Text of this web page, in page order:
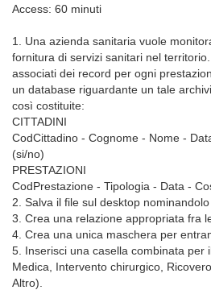
Access: 60 minuti
1. Una azienda sanitaria vuole
fornitura di servizi sanitari nel
associati dei record per ogni
un database riguardante un tale
così costituite:
CITTADINI
CodCittadino - Cognome - Nome -
(si/no)
PRESTAZIONI
CodPrestazione - Tipologia - Data -
2. Salva il file sul desktop
3. Crea una relazione appropriata fra
4. Crea una unica maschera per
5. Inserisci una casella combinata per
Medica, Intervento chirurgico,
Altro).